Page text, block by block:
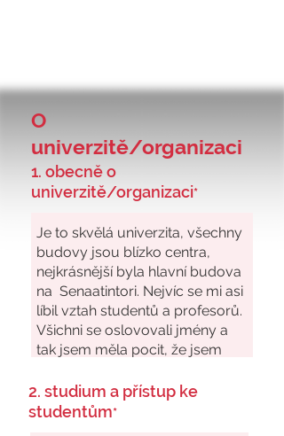
O
univerzitě/organizaci
1. obecně o
univerzitě/organizaci*
2. studium a přístup ke
studentům*